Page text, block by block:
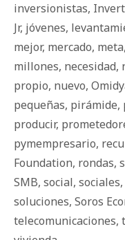
inversionistas,
Jr, jóvenes,
mejor, mercado, meta,
millones, necesidad,
propio, nuevo,
pequeñas, pirámide,
producir,
pymempresario,
Foundation, rondas,
SMB, social, sociales,
soluciones, Soros
telecomunicaciones,